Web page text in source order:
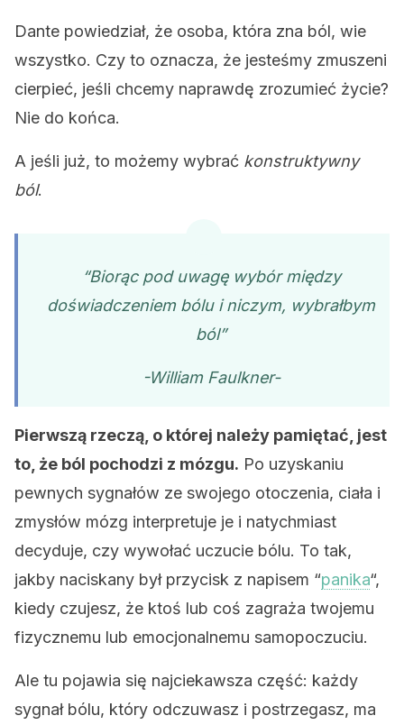
Dante powiedział, że osoba, która zna ból, wie
wszystko. Czy to oznacza, że ​​jesteśmy zmuszeni
cierpieć, jeśli chcemy naprawdę zrozumieć życie?
Nie do końca.
A jeśli już, to możemy wybrać konstruktywny
ból.
“Biorąc pod uwagę wybór między
doświadczeniem bólu i niczym, wybrałbym
ból”
-William Faulkner-
Pierwszą rzeczą, o której należy pamiętać, jest
to, że ból pochodzi z mózgu. Po uzyskaniu
pewnych sygnałów ze swojego otoczenia, ciała i
zmysłów mózg interpretuje je i natychmiast
decyduje, czy wywołać uczucie bólu. To tak,
jakby naciskany był przycisk z napisem “panika“,
kiedy czujesz, że ktoś lub coś zagraża twojemu
fizycznemu lub emocjonalnemu samopoczuciu.
Ale tu pojawia się najciekawsza część: każdy
sygnał bólu, który odczuwasz i postrzegasz, ma